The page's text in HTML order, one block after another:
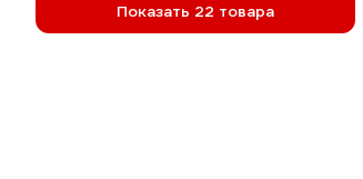
Показать 22 товара